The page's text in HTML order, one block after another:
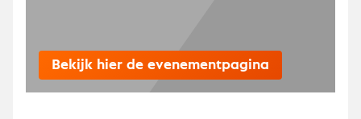
Bekijk hier de evenementpagina